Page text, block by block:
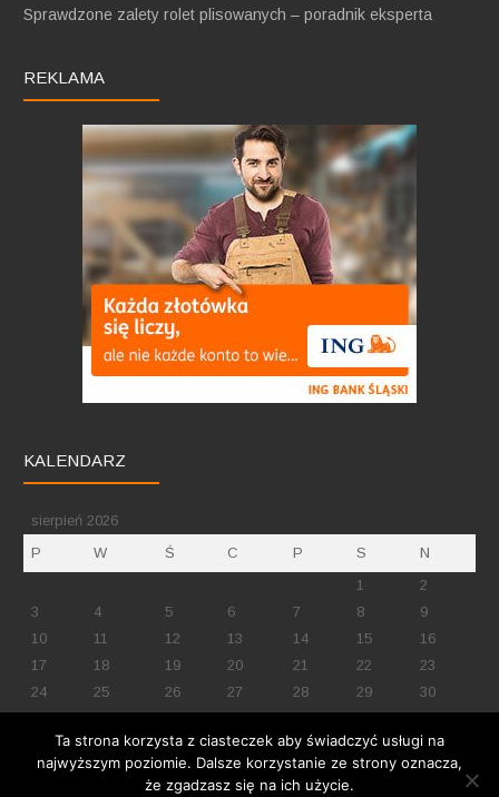
Sprawdzone zalety rolet plisowanych – poradnik eksperta
REKLAMA
KALENDARZ
sierpień 2026
P
W Ś C P S
N
1
2
3
4 5 6 7 8
9
10
11 12 13 14 15
16
17
18 19 20 21 22
23
24
25 26 27 28 29
30
« marTa strona korzysta z ciasteczek aby świadczyć usługi na
najwyższym poziomie. Dalsze korzystanie ze strony oznacza,
że zgadzasz się na ich użycie.